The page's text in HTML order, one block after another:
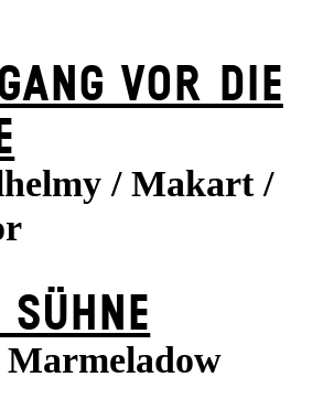
VOR DIE
/ Makart /
Marmeladow